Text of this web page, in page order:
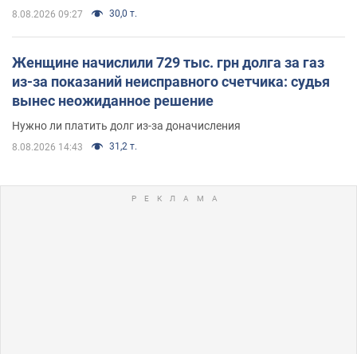
8.08.2026 09:27 30,0 т.
Женщине начислили 729 тыс. грн долга за газ
из-за показаний неисправного счетчика: судья
вынес неожиданное решение
Нужно ли платить долг из-за доначисления
8.08.2026 14:43 31,2 т.